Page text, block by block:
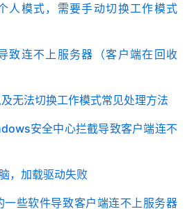
人模式，需要手动切换工作模式
致连不上服务器（客户端在回收
无法切换工作模式常见处理方法
安全中心拦截导致客户端连不
，加载驱动失败
一些软件导致客户端连不上服务器